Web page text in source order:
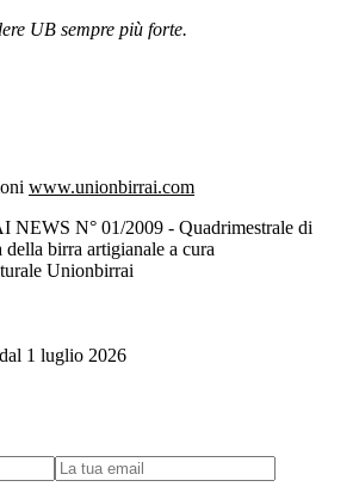
UB sempre più forte.
www.unionbirrai.com
N° 01/2009 - Quadrimestrale di
birra artigianale a cura
Unionbirrai
dal 1 luglio 2026